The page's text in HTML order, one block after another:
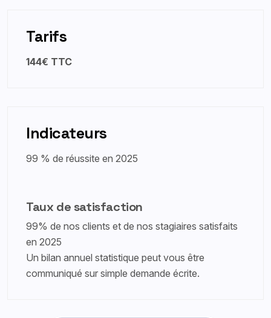
Tarifs
144€ TTC
Indicateurs
99 % de réussite en 2025
Taux de satisfaction
99% de nos clients et de nos stagiaires satisfaits
en 2025
Un bilan annuel statistique peut vous être
communiqué sur simple demande écrite.